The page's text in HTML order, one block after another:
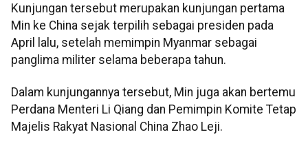
Kunjungan tersebut merupakan kunjungan pertama
Min ke China sejak terpilih sebagai presiden pada
April lalu, setelah memimpin Myanmar sebagai
panglima militer selama beberapa tahun.
Dalam kunjungannya tersebut, Min juga akan bertemu
Perdana Menteri Li Qiang dan Pemimpin Komite Tetap
Majelis Rakyat Nasional China Zhao Leji.